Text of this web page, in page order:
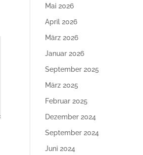
Mai 2026
April 2026
März 2026
Januar 2026
September 2025
März 2025
Februar 2025
Dezember 2024
September 2024
Juni 2024